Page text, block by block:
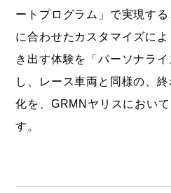
ートプログラム」で実現す
に合わせたカスタマイズに
き出す体験を「パーソナラ
し、レース車両と同様の、
化を、GRMNヤリスにおい
す。